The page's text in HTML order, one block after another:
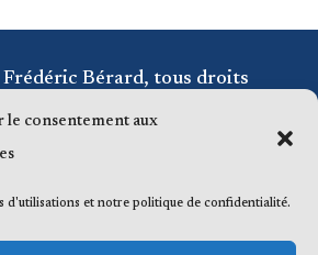
le consentement aux
d'utilisations et notre politique de confidentialité.
Bérard, tous droits
réservés